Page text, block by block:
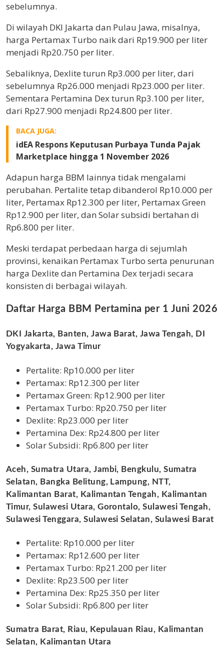
sebelumnya.
Di wilayah DKI Jakarta dan Pulau Jawa, misalnya,
harga Pertamax Turbo naik dari Rp19.900 per liter
menjadi Rp20.750 per liter.
Sebaliknya, Dexlite turun Rp3.000 per liter, dari
sebelumnya Rp26.000 menjadi Rp23.000 per liter.
Sementara Pertamina Dex turun Rp3.100 per liter,
dari Rp27.900 menjadi Rp24.800 per liter.
BACA JUGA:
idEA Respons Keputusan Purbaya Tunda Pajak
Marketplace hingga 1 November 2026
Adapun harga BBM lainnya tidak mengalami
perubahan. Pertalite tetap dibanderol Rp10.000 per
liter, Pertamax Rp12.300 per liter, Pertamax Green
Rp12.900 per liter, dan Solar subsidi bertahan di
Rp6.800 per liter.
Meski terdapat perbedaan harga di sejumlah
provinsi, kenaikan Pertamax Turbo serta penurunan
harga Dexlite dan Pertamina Dex terjadi secara
konsisten di berbagai wilayah.
Daftar Harga BBM Pertamina per 1 Juni 2026
DKI Jakarta, Banten, Jawa Barat, Jawa Tengah, DI
Yogyakarta, Jawa Timur
Pertalite: Rp10.000 per liter
Pertamax: Rp12.300 per liter
Pertamax Green: Rp12.900 per liter
Pertamax Turbo: Rp20.750 per liter
Dexlite: Rp23.000 per liter
Pertamina Dex: Rp24.800 per liter
Solar Subsidi: Rp6.800 per liter
Aceh, Sumatra Utara, Jambi, Bengkulu, Sumatra
Selatan, Bangka Belitung, Lampung, NTT,
Kalimantan Barat, Kalimantan Tengah, Kalimantan
Timur, Sulawesi Utara, Gorontalo, Sulawesi Tengah,
Sulawesi Tenggara, Sulawesi Selatan, Sulawesi Barat
Pertalite: Rp10.000 per liter
Pertamax: Rp12.600 per liter
Pertamax Turbo: Rp21.200 per liter
Dexlite: Rp23.500 per liter
Pertamina Dex: Rp25.350 per liter
Solar Subsidi: Rp6.800 per liter
Sumatra Barat, Riau, Kepulauan Riau, Kalimantan
Selatan, Kalimantan Utara